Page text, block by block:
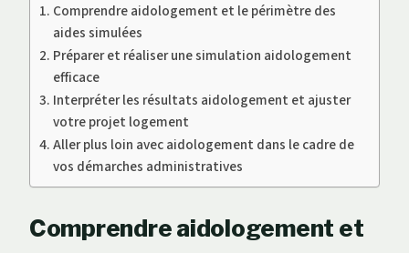
Comprendre aidologement et le périmètre des
aides simulées
Préparer et réaliser une simulation aidologement
efficace
Interpréter les résultats aidologement et ajuster
votre projet logement
Aller plus loin avec aidologement dans le cadre de
vos démarches administratives
Comprendre aidologement et